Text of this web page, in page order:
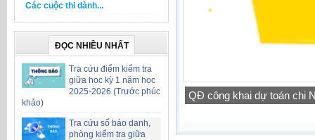
Các cuộc thi dành...
ĐỌC NHIỀU NHẤT
Tra cứu điểm kiểm tra
giữa học kỳ 1 năm học
2025-2026 (Trước phúc
khảo)
Tra cứu số báo danh,
phòng kiểm tra giữa
QĐ công khai dự toán chi